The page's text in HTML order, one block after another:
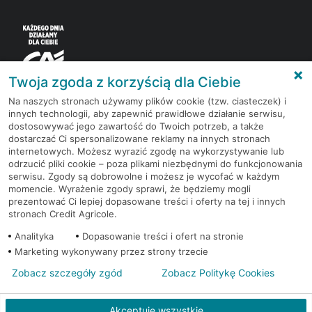
Korzystaj z bezpłatnych materiałów, które
przygotowują eksperci rynku finansowego.
Dołącz do grona subskrybentów Newslettera i bądź
na bieżąco z nowościami i promocjami
Zapisz się
Redakcja Kontakt Regulamin
Ustawienia cookies
Twoja zgoda z korzyścią dla Ciebie
Na naszych stronach używamy plików cookie (tzw. ciasteczek) i
innych technologii, aby zapewnić prawidłowe działanie serwisu,
dostosowywać jego zawartość do Twoich potrzeb, a także
dostarczać Ci spersonalizowane reklamy na innych stronach
internetowych. Możesz wyrazić zgodę na wykorzystywanie lub
odrzucić pliki cookie – poza plikami niezbędnymi do funkcjonowania
serwisu. Zgody są dobrowolne i możesz je wycofać w każdym
momencie. Wyrażenie zgody sprawi, że będziemy mogli
prezentować Ci lepiej dopasowane treści i oferty na tej i innych
stronach Credit Agricole.
Analityka
Dopasowanie treści i ofert na stronie
Marketing wykonywany przez strony trzecie
Zobacz szczegóły zgód Zobacz Politykę Cookies